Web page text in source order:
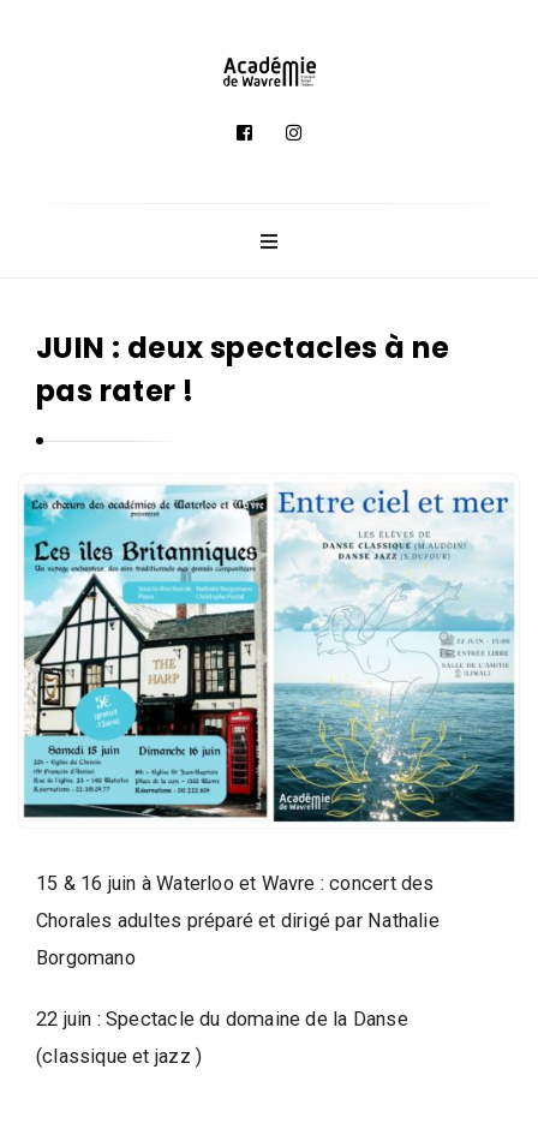
e
d
e
M
u
s
i
q
u
e
,
D
a
n
s
e
A
s
d
JUIN : deux spectacles à ne
pas rater !
15 & 16 juin à Waterloo et Wavre : concert des
Chorales adultes préparé et dirigé par Nathalie
Borgomano
22 juin : Spectacle du domaine de la Danse
(classique et jazz )